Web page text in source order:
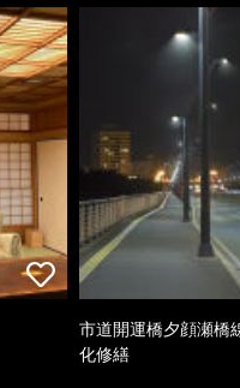
市道開運橋夕顔瀬橋
化修繕